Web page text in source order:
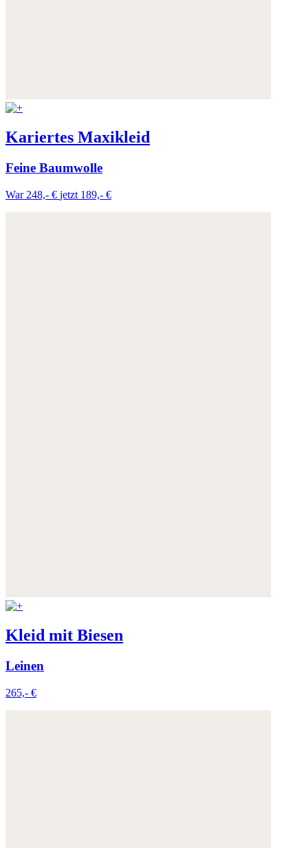
Kariertes Maxikleid
Feine Baumwolle
War 248,- € jetzt 189,- €
Kleid mit Biesen
Leinen
265,- €